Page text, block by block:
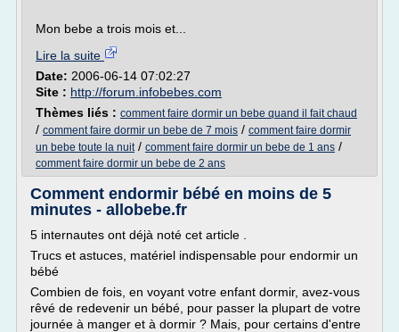
Mon bebe a trois mois et...
Lire la suite
Date: 2006-06-14 07:02:27
Site : http://forum.infobebes.com
Thèmes liés : comment faire dormir un bebe quand il fait chaud
/ comment faire dormir un bebe de 7 mois / comment faire dormir
un bebe toute la nuit/ comment faire dormir un bebe de 1 ans /
comment faire dormir un bebe de 2 ans
Comment endormir bébé en moins de 5
minutes - allobebe.fr
5 internautes ont déjà noté cet article .
Trucs et astuces, matériel indispensable pour endormir un
bébé
Combien de fois, en voyant votre enfant dormir, avez-vous
rêvé de redevenir un bébé, pour passer la plupart de votre
journée à manger et à dormir ? Mais, pour certains d'entre